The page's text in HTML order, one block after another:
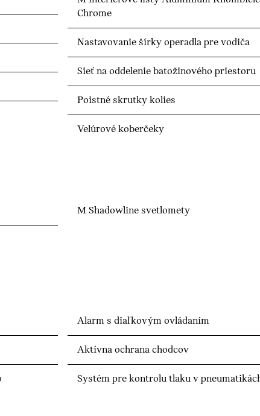
Chrome
Nastavovanie šírky operadla pre vodiča
Sieť na oddelenie batožinového priestoru
Poistné skrutky kolies
Velúrové koberčeky
M Shadowline svetlomety
Alarm s diaľkovým ovládaním
Aktívna ochrana chodcov
Systém pre kontrolu tlaku v